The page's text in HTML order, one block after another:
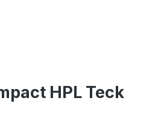
HPL Teck